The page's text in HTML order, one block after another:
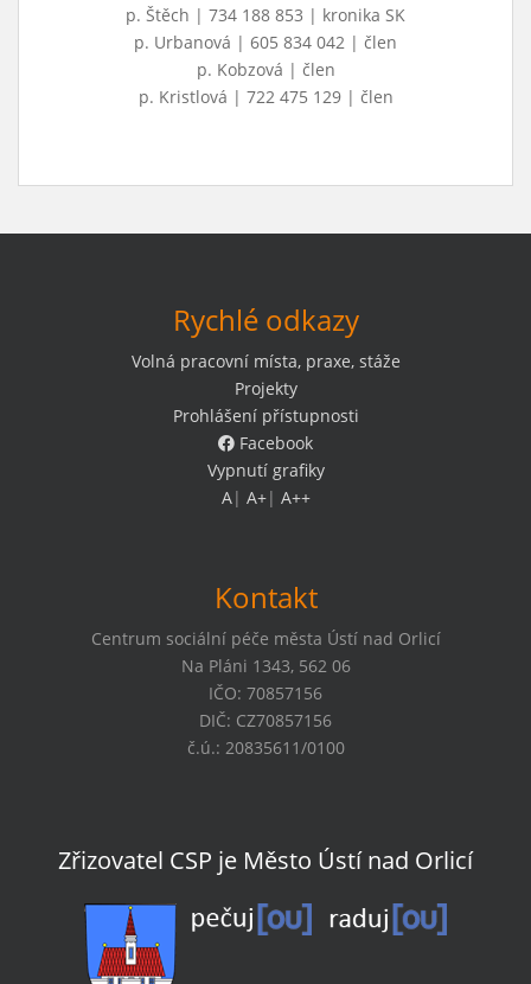
p. Štěch | 734 188 853 | kronika SK
p. Urbanová | 605 834 042 | člen
p. Kobzová | člen
p. Kristlová | 722 475 129 | člen
Rychlé odkazy
Volná pracovní místa, praxe, stáže
Projekty
Prohlášení přístupnosti
Facebook
Vypnutí grafiky
A| A+| A++
Kontakt
Centrum sociální péče města Ústí nad Orlicí
Na Pláni 1343, 562 06
IČO: 70857156
DIČ: CZ70857156
č.ú.: 20835611/0100
Zřizovatel CSP je Město Ústí nad Orlicí